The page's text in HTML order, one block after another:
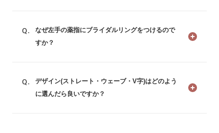
なぜ左手の薬指にブライダルリングをつけるので
すか？
デザイン(ストレート・ウェーブ・V字)はどのよう
に選んだら良いですか？